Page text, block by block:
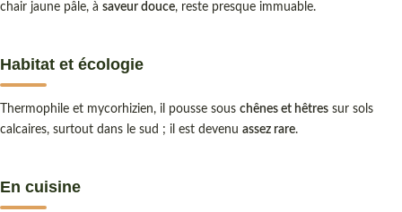
chair jaune pâle, à saveur douce, reste presque immuable.
Habitat et écologie
Thermophile et mycorhizien, il pousse sous chênes et hêtres sur sols
calcaires, surtout dans le sud ; il est devenu assez rare.
En cuisine